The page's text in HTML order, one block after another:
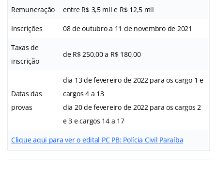
Remuneração entre R$ 3,5 mil e R$ 12,5 mil
Inscrições 08 de outubro a 11 de novembro de 2021
Taxas de
inscrição
de R$ 250,00 a R$ 180,00
Datas das
provas
dia 13 de fevereiro de 2022 para os cargo 1 e
cargos 4 a 13
dia 20 de fevereiro de 2022 para os cargos 2
e 3 e cargos 14 a 17
Clique aqui para ver o edital PC PB: Polícia Civil Paraíba